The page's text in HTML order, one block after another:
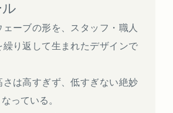
ェーブの形を、スタッフ・職人
繰り返して生まれたデザインで
さは高すぎず、低すぎない絶妙
っている。